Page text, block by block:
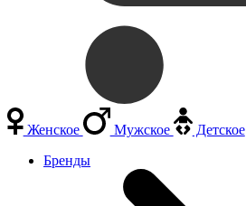
Женское Мужское
Детское
Бренды